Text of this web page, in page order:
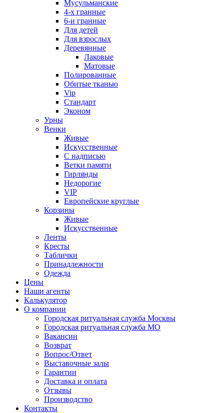
Мусульманские
4-х гранные
6-и гранные
Для детей
Для взрослых
Деревянные
Лаковые
Матовые
Полированные
Обитые тканью
Vip
Стандарт
Эконом
Урны
Венки
Живые
Искусственные
С надписью
Ветки памяти
Гирлянды
Недорогие
VIP
Европейские круглые
Корзины
Живые
Искусственные
Ленты
Кресты
Таблички
Принадлежности
Одежда
Цены
Наши агенты
Калькулятор
О компании
Городская ритуальная служба Москвы
Городская ритуальная служба МО
Вакансии
Возврат
Вопрос/Ответ
Выставочные залы
Гарантии
Доставка и оплата
Отзывы
Производство
Контакты